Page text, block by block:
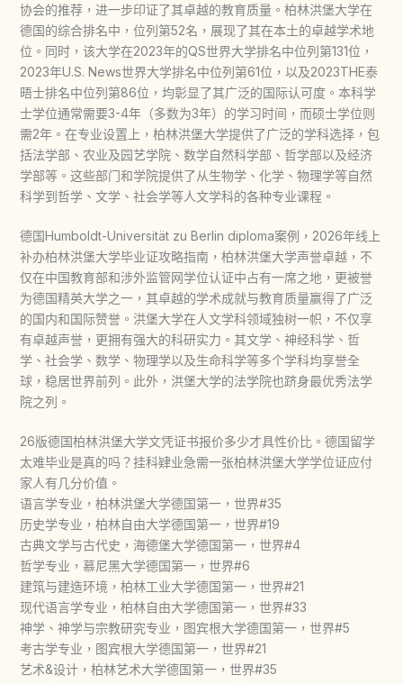
协会的推荐，进一步印证了其卓越的教育质量。柏林洪堡大学在
德国的综合排名中，位列第52名，展现了其在本土的卓越学术地
位。同时，该大学在2023年的QS世界大学排名中位列第131位，
2023年U.S. News世界大学排名中位列第61位，以及2023THE泰
晤士排名中位列第86位，均彰显了其广泛的国际认可度。本科学
士学位通常需要3-4年（多数为3年）的学习时间，而硕士学位则
需2年。在专业设置上，柏林洪堡大学提供了广泛的学科选择，包
括法学部、农业及园艺学院、数学自然科学部、哲学部以及经济
学部等。这些部门和学院提供了从生物学、化学、物理学等自然
科学到哲学、文学、社会学等人文学科的各种专业课程。
德国Humboldt-Universität zu Berlin diploma案例，2026年线上
补办柏林洪堡大学毕业证攻略指南，柏林洪堡大学声誉卓越，不
仅在中国教育部和涉外监管网学位认证中占有一席之地，更被誉
为德国精英大学之一，其卓越的学术成就与教育质量赢得了广泛
的国内和国际赞誉。洪堡大学在人文学科领域独树一帜，不仅享
有卓越声誉，更拥有强大的科研实力。其文学、神经科学、哲
学、社会学、数学、物理学以及生命科学等多个学科均享誉全
球，稳居世界前列。此外，洪堡大学的法学院也跻身最优秀法学
院之列。
26版德国柏林洪堡大学文凭证书报价多少才具性价比。德国留学
太难毕业是真的吗？挂科肄业急需一张柏林洪堡大学学位证应付
家人有几分价值。
语言学专业，柏林洪堡大学德国第一，世界#35
历史学专业，柏林自由大学德国第一，世界#19
古典文学与古代史，海德堡大学德国第一，世界#4
哲学专业，慕尼黑大学德国第一，世界#6
建筑与建造环境，柏林工业大学德国第一，世界#21
现代语言学专业，柏林自由大学德国第一，世界#33
神学、神学与宗教研究专业，图宾根大学德国第一，世界#5
考古学专业，图宾根大学德国第一，世界#21
艺术&设计，柏林艺术大学德国第一，世界#35